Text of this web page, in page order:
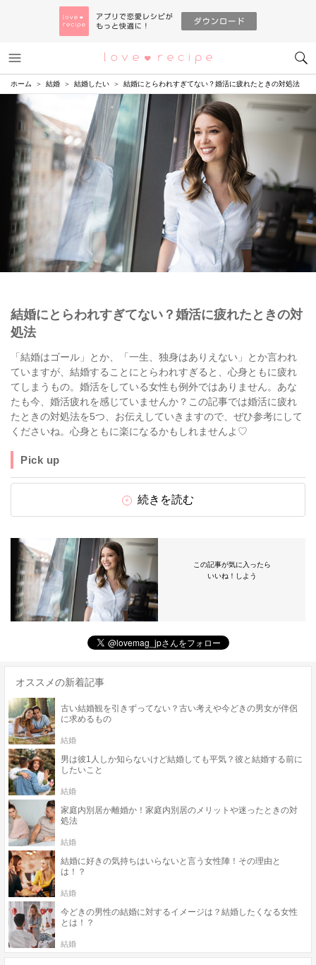
恋愛レシピ
ホーム 結婚 結婚したい 結婚にとらわれすぎてない？婚活に疲れたときの対処法
結婚にとらわれすぎてない？婚活に疲れたときの対
処法
「結婚はゴール」とか、「一生、独身はありえない」とか言われ
ていますが、結婚することにとらわれすぎると、心身ともに疲れ
てしまうもの。婚活をしている女性も例外ではありません。あな
たも今、婚活疲れを感じていませんか？この記事では婚活に疲れ
たときの対処法を5つ、お伝えしていきますので、ぜひ参考にして
くださいね。心身ともに楽になるかもしれませんよ♡
Pick up
続きを読む
この記事が気に入ったら
いいね！しよう
オススメの新着記事
古い結婚観を引きずってない？古い考えや今どきの男女が伴侶
に求めるもの
結婚
男は彼1人しか知らないけど結婚しても平気？彼と結婚する前に
したいこと
結婚
家庭内別居か離婚か！家庭内別居のメリットや迷ったときの対
処法
結婚
結婚に好きの気持ちはいらないと言う女性陣！その理由と
は！？
結婚
今どきの男性の結婚に対するイメージは？結婚したくなる女性
とは！？
結婚